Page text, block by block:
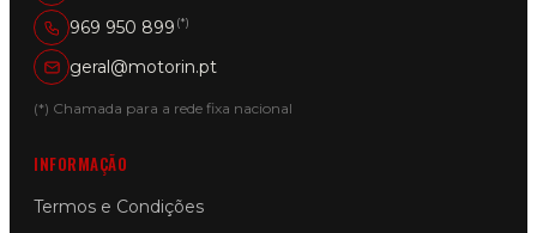
969 950 899 (*)
geral@motorin.pt
(*) Chamada para a rede fixa nacional
INFORMAÇÃO
Termos e Condições